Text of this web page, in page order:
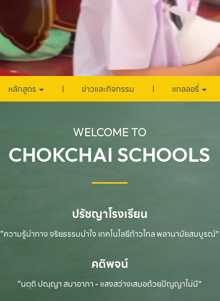
หลักสูตร ข่าวและกิจกรรม แกลลอรี่
WELCOME TO
CHOKCHAI SCHOOLS
ปรัชญาโรงเรียน
“ความรู้นำทาง จริยธรรมนำใจ เทคโนโลยีก้าวไกลพลานามัยสมบูรณ์”
คติพจน์
“นตฺถิ ปณฺญา สมาอาภา - แสงสว่างเสมอด้วยปัญญาไม่มี”